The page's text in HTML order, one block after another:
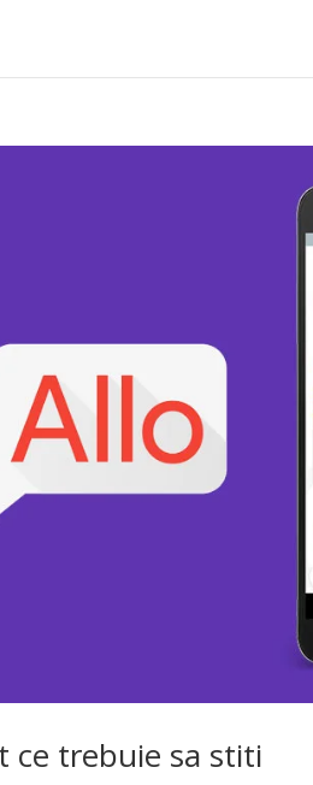
ce trebuie sa stiti